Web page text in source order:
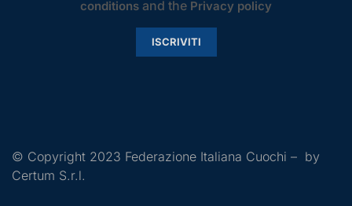
conditions and the Privacy policy
ISCRIVITI
© Copyright 2023 Federazione Italiana Cuochi – by
Certum S.r.l.